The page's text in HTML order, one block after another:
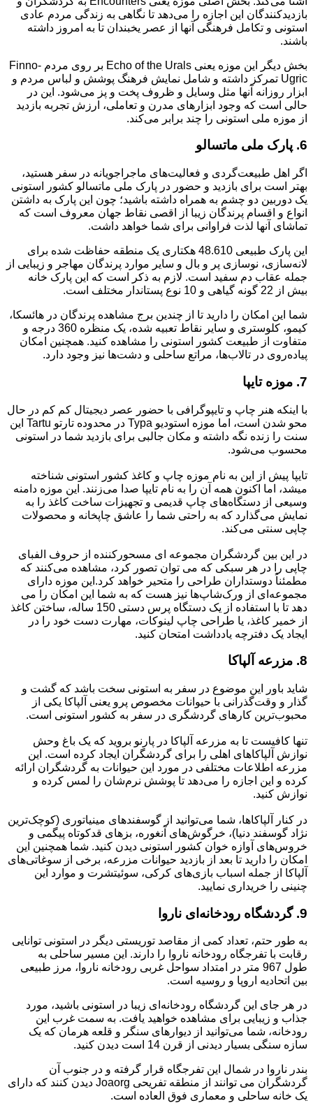
بازدیدکنندگان این اجازه را می‌دهد تا نگاهی به زندگی مردم عادی
استونی و تکامل فرهنگی آنها از عصر یخبندان تا به امروز داشته
باشند.
بخش دیگر این موزه یعنی Echo of the Urals بر روی مردم Finno-
Ugric تمرکز داشته و شامل نمایش فرهنگ پوشش و لباس مردم و
ابزار روزانه آنها مثل وسایل و ظروف پخت و پز می‌شود. این در
حالی است که وجود ابزارهای مدرن و تعاملی، ارزش تجربه بازدید
از موزه ملی استونی را چند برابر می‌کند.
6. پارک ملی ماتسالو
اگر اهل طبیعت‌گردی و فعالیت‌های ماجراجویانه در سفر هستید،
بهتر است برای بازدید و حضور در پارک ملی ماتسالو کشور استونی
یک دوربین دو چشم به همراه داشته باشید؛ چون این پارک به داشتن
انواع و اقسام پرندگان زیبا از اقصی نقاط جهان معروف است که
تماشای آنها لذت فراوانی برای شما خواهد داشت.
این پارک طبیعی 48.610 هکتاری یک منطقه حفاظت شده برای
لانه‌سازی، نوسازی پر و بال و سایر موارد پرندگان مهاجر و زیبایی از
جمله عقاب دم سفید است. لازم به ذکر است که این پارک خانه
بیش از 22 گونه گیاهی و 10 نوع پستاندار مختلف است.
شما این امکان را دارید تا از چندین برج مشاهده پرندگان در هائسکا،
کیمو، کلوستری و سایر نقاط تعبیه شده، یک منظره 360 درجه و
متفاوت از طبیعت کشور استونی را مشاهده کنید. همچنین امکان
پیاده‌روی در تالاب‌ها، مراتع ساحلی و دشت‌ها نیز وجود دارد.
7. موزه تایپا
با اینکه هنر چاپ و تایپوگرافی با حضور عصر دیجیتال کم کم در حال
محو شدن است، اما موزه استودیو Typa در محدوده تارتو Tartu این
سنت را زنده نگه داشته و مکان جالبی برای بازدید شما در استونی
محسوب می‌شود.
تایپا پیش از این به نام موزه چاپ و کاغذ کشور استونی شناخته
میشد، اما اکنون همه آن را به نام تایپا صدا می‌زنند. این موزه دامنه
وسیعی از دستگاه‌های چاپ قدیمی و تجهیزات ساخت کاغذ را به
نمایش می‌گذارد که به راحتی شما را عاشق چاپخانه‌ و محصولات
چاپی سنتی می‌کند.
در این بین گردشگران مجموعه ای مسحورکننده از حروف الفبای
چاپی را در هر سبکی که می توان تصور کرد، مشاهده می‌کنند که
مطمئناً دوستداران طراحی را متحیر خواهد کرد.این موزه دارای
مجموعه‌ای از ورک‌شاپ‌ها نیز هست که به شما این امکان را می
دهد تا با استفاده از یک دستگاه پرس دستی 150 ساله، ساختن کاغذ
از خمیر کاغذ، یا طراحی چاپ لینوکات، مهارت دست خود را در
ایجاد یک دفترچه یادداشت امتحان کنید.
8. مزرعه آلپاکا
شاید باور این موضوع در سفر به استونی سخت باشد که گشت و
گذار و وقت‌گذرانی با حیوانات مخصوص پرو یعنی آلپاکا یکی از
محبوب‌ترین کارهای گردشگری در سفر به کشور استونی است.
تنها کافیست تا به مزرعه آلپاکا در پارنو بروید که یک باغ وحش
نوازش آلپاکاهای اهلی را برای گردشگران ایجاد کرده است. این
مزرعه اطلاعات مختلفی در مورد این حیوانات به گردشگران ارائه
کرده و این اجازه را می‌دهد تا پوشش نرم‌شان را لمس کرده و
نوازش کنید.
در کنار آلپاکاها، شما می‌توانید از گوسفندهای مینیاتوری (کوچک‌ترین
نژاد گوسفند دنیا)، خرگوش‌های آنغوره، بزهای قدکوتاه پیگمی و
خروس‌های آوازه خوان کشور استونی دیدن کنید. شما همچنین این
امکان را دارید تا بعد از بازدید حیوانات مزرعه، برخی از سوغاتی‌های
آلپاکا از جمله اسباب بازی‌های کرکی، سوئیتشرت و موارد این
چنینی را خریداری نمایید.
9. گردشگاه رودخانه‌ای ناروا
به طور حتم، تعداد کمی از مقاصد توریستی دیگر در استونی توانایی
رقابت با تفرجگاه رودخانه ناروا را دارند. این مسیر ساحلی به
طول 967 متر در امتداد سواحل غربی رودخانه ناروا، مرز طبیعی
بین اتحادیه اروپا و روسیه است.
در هر جای این گردشگاه رودخانه‌ای زیبا در استونی باشید، مورد
جذاب و زیبایی برای مشاهده خواهید یافت. به سمت غرب این
رودخانه، شما می‌توانید از دیوارهای سنگر و قلعه هرمان که یک
سازه سنگی بسیار دیدنی از قرن 14 است دیدن کنید.
بندر ناروا در شمال این تفرجگاه قرار گرفته و در جنوب آن
گردشگران می توانند از منطقه تفریحی Joaorg دیدن کنند که دارای
یک خانه ساحلی و معماری فوق العاده است.